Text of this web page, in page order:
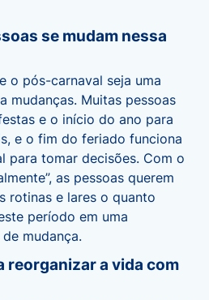
se mudam nessa
o pós-carnaval seja uma
mudanças. Muitas pessoas
e o início do ano para
e o fim do feriado funciona
para tomar decisões. Com o
as pessoas querem
rotinas e lares o quanto
período em uma
mudança.
reorganizar a vida com